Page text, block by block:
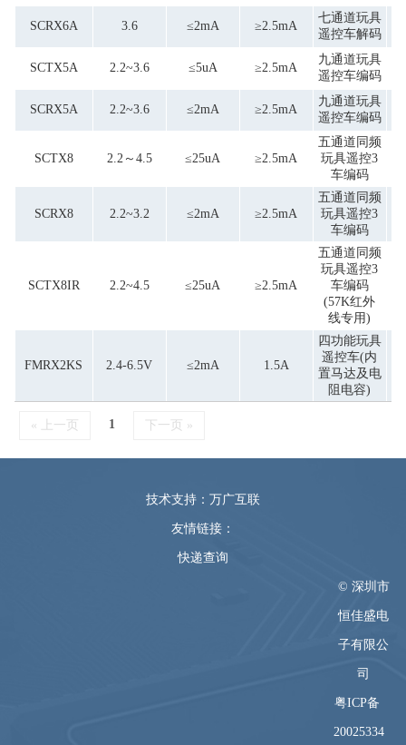
SCRX6A 3.6 ≤2mA ≥2.5mA
七通道玩具
遥控车解码
SCTX5A 2.2~3.6 ≤5uA ≥2.5mA
九通道玩具
遥控车编码
SCRX5A 2.2~3.6 ≤2mA ≥2.5mA
九通道玩具
遥控车编码
SCTX8 2.2～4.5 ≤25uA ≥2.5mA
五通道同频
玩具遥控3
车编码
SCRX8 2.2~3.2 ≤2mA ≥2.5mA
五通道同频
玩具遥控3
车编码
SCTX8IR 2.2~4.5 ≤25uA ≥2.5mA
五通道同频
玩具遥控3
车编码
(57K红外
线专用)
FMRX2KS 2.4-6.5V ≤2mA 1.5A
四功能玩具
遥控车(内
置马达及电
阻电容)
« 上一页 1 下一页 »
技术支持：万广互联
友情链接：
快递查询
© 深圳市
恒佳盛电
子有限公
司
粤ICP备
20025334